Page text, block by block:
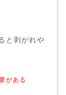
と剥がれや
がある